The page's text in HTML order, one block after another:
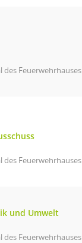
des Feuerwehrhauses
des Feuerwehrhauses
und Umwelt
des Feuerwehrhauses